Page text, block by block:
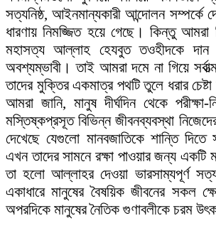
সত্যনিষ্ঠ, আইনমান্যকারী আন্দোলন সম্পর্কে
ধারণায় নিমজ্জিত হয়ে গেছে। কিন্তু আমরা
মহাসত্য আল্লাহ হেযবুত তওহীদকে দান
অবশ্যম্ভাবী। তাই আমরা দমে না গিয়ে
তাদের মুক্তির একমাত্র পথটি তুলে ধরার চেষ্টা
আমরা জানি, মানুষ দীর্ঘদিন থেকে পরীক্ষা-
মস্তিষ্কপ্রসূত বিভিন্ন জীবনব্যবস্থা
দেখেছে যেগুলো মানবজাতিকে শান্তি দিতে
এখন তাদের সামনে রক্ষা পাওয়ার জন্য
তা হলো আল্লাহর দেওয়া ভারসাম্যপূর্ণ
একাধারে মানুষের বৈষয়িক জীবনের সকল
অপরদিকে মানুষের নৈতিক গুণাবলীকে চরম